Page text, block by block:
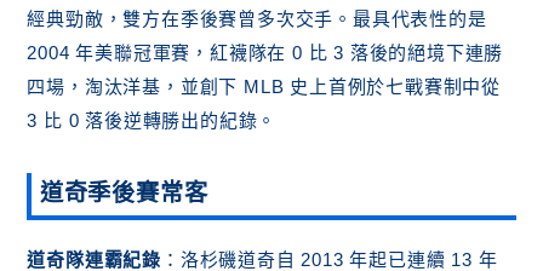
經典勁敵，雙方在季後賽曾多次交手。最具代表性的是
2004 年美聯冠軍賽，紅襪隊在 0 比 3 落後的絕境下連勝
四場，淘汰洋基，並創下 MLB 史上首例於七戰賽制中從
3 比 0 落後逆轉勝出的紀錄。
道奇季後賽常客
道奇隊連霸紀錄 ：洛杉磯道奇自 2013 年起已連續 13 年